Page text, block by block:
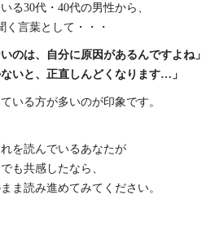
る30代・40代の男性から、
く言葉として・・・
のは、自分に原因があるんですよね」
ないと、正直しんどくなります…」
いる方が多いのが印象です。
を読んでいるあなたが
も共感したなら、
ま読み進めてみてください。